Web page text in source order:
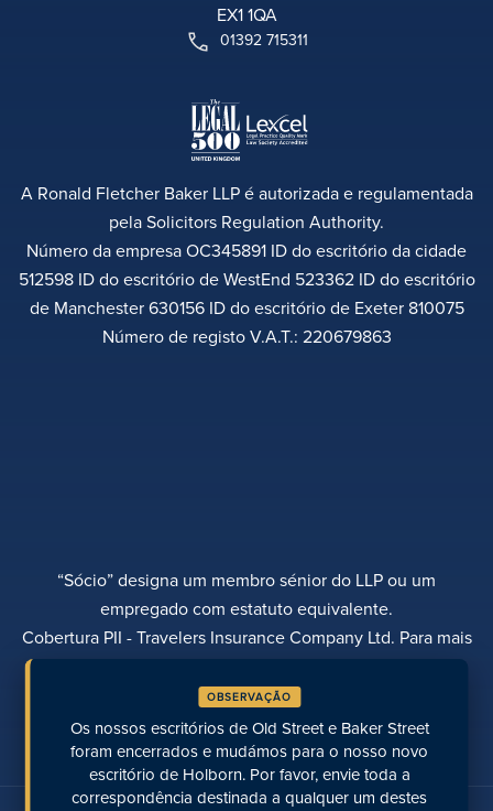
EX1 1QA
01392 715311
A Ronald Fletcher Baker LLP é autorizada e regulamentada
pela Solicitors Regulation Authority.
Número da empresa OC345891 ID do escritório da cidade
512598 ID do escritório de WestEnd 523362 ID do escritório
de Manchester 630156 ID do escritório de Exeter 810075
Número de registo V.A.T.: 220679863
“Sócio” designa um membro sénior do LLP ou um
empregado com estatuto equivalente.
Cobertura PII - Travelers Insurance Company Ltd. Para mais
POLÍTICA DE PRIVACIDADE
TRANSPARÊNCIA DIVERSIDADE
EFETUAR UM PAGAMENTO LOCALIZAÇÕES
PÁGINAS RECENTES
OBSERVAÇÃO
Os nossos escritórios de Old Street e Baker Street
foram encerrados e mudámos para o nosso novo
escritório de Holborn. Por favor, envie toda a
correspondência destinada a qualquer um destes